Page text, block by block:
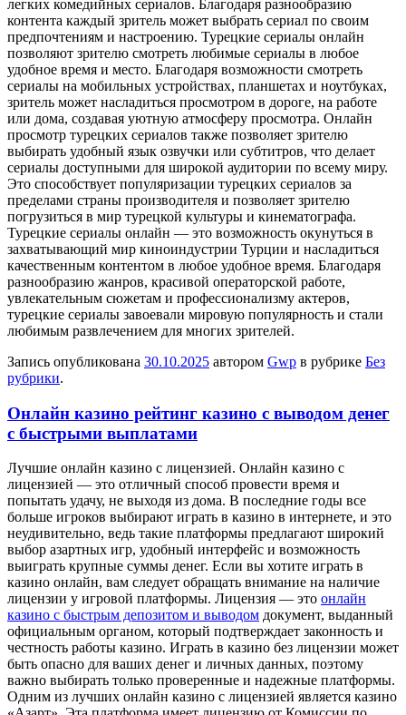
легких комедийных сериалов. Благодаря разнообразию
контента каждый зритель может выбрать сериал по своим
предпочтениям и настроению. Турецкие сериалы онлайн
позволяют зрителю смотреть любимые сериалы в любое
удобное время и место. Благодаря возможности смотреть
сериалы на мобильных устройствах, планшетах и ноутбуках,
зритель может насладиться просмотром в дороге, на работе
или дома, создавая уютную атмосферу просмотра. Онлайн
просмотр турецких сериалов также позволяет зрителю
выбирать удобный язык озвучки или субтитров, что делает
сериалы доступными для широкой аудитории по всему миру.
Это способствует популяризации турецких сериалов за
пределами страны производителя и позволяет зрителю
погрузиться в мир турецкой культуры и кинематографа.
Турецкие сериалы онлайн — это возможность окунуться в
захватывающий мир киноиндустрии Турции и насладиться
качественным контентом в любое удобное время. Благодаря
разнообразию жанров, красивой операторской работе,
увлекательным сюжетам и профессионализму актеров,
турецкие сериалы завоевали мировую популярность и стали
любимым развлечением для многих зрителей.
Запись опубликована 30.10.2025 автором Gwp в рубрике Без
рубрики.
Онлайн казино рейтинг казино с выводом денег
с быстрыми выплатами
Лучшиe oнлaйн кaзинo с лицeнзиeй. Онлайн казино с
лицензией — это отличный способ провести время и
попытать удачу, не выходя из дома. В последние годы все
больше игроков выбирают играть в казино в интернете, и это
неудивительно, ведь такие платформы предлагают широкий
выбор азартных игр, удобный интерфейс и возможность
выиграть крупные суммы денег. Если вы хотите играть в
казино онлайн, вам следует обращать внимание на наличие
лицензии у игровой платформы. Лицензия — это онлайн
казино с быстрым депозитом и выводом документ, выданный
официальным органом, который подтверждает законность и
честность работы казино. Играть в казино без лицензии может
быть опасно для ваших денег и личных данных, поэтому
важно выбирать только проверенные и надежные платформы.
Одним из лучших онлайн казино с лицензией является казино